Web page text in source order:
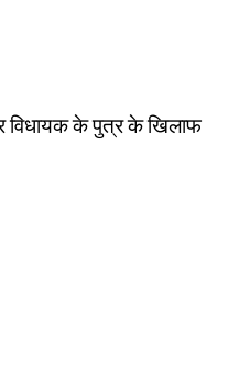
विधायक के पुत्र के खिलाफ